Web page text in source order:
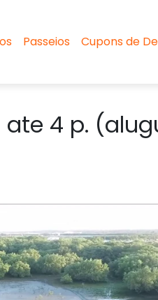
Passeios Cupons de
4 p.